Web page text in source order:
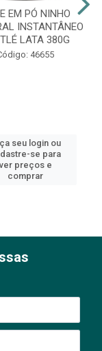
EM PÓ NINHO
INSTANTÂNEO
LATA 380G
46655
seu login ou
se para
preços e
comprar